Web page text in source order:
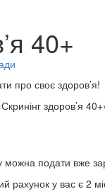
40+
про своє здоров’я!
здоров’я
подати вже
рахунок у вас є